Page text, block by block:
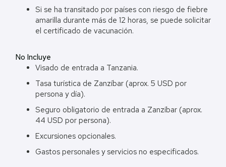
Si se ha transitado por países con riesgo de fiebre
amarilla durante más de 12 horas, se puede solicitar
el certificado de vacunación.
No Incluye
Visado de entrada a Tanzania.
Tasa turística de Zanzíbar (aprox. 5 USD por
persona y día).
Seguro obligatorio de entrada a Zanzíbar (aprox.
44 USD por persona).
Excursiones opcionales.
Gastos personales y servicios no especificados.